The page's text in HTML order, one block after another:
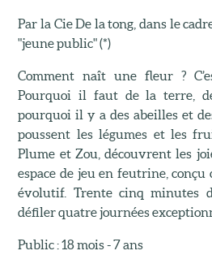
Par la Cie De la tong, dans le
"jeune public" (*)
Comment naît une fleur ?
Pourquoi il faut de la terre,
pourquoi il y a des abeilles et
poussent les légumes et les
Plume et Zou, découvrent les
espace de jeu en feutrine, conçu
évolutif. Trente cinq minutes
défiler quatre journées
Public : 18 mois - 7 ans